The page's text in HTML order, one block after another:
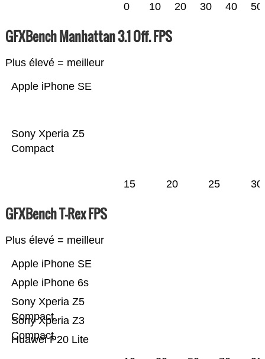
0 10 20 30 40 50
GFXBench Manhattan 3.1 Off. FPS
Plus élevé = meilleur
Sony Xperia Z5
Compact
Apple iPhone SE
15 20 25 30
GFXBench T-Rex FPS
Plus élevé = meilleur
Huawei P20 Lite
Sony Xperia Z3
Compact
Sony Xperia Z5
Compact
Apple iPhone 6s
Apple iPhone SE